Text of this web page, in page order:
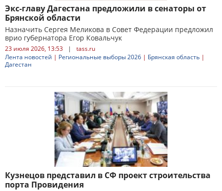
Экс-главу Дагестана предложили в сенаторы от
Брянской области
Назначить Сергея Меликова в Совет Федерации предложил
врио губернатора Егор Ковальчук
23 июля 2026, 13:53 |
tass.ru
Лента новостей | Региональные выборы 2026 | Брянская область |
Дагестан
Кузнецов представил в СФ проект строительства
порта Провидения